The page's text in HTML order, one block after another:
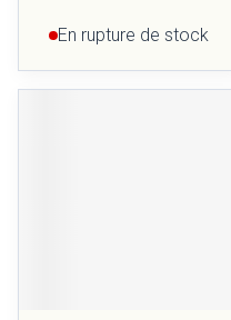
En rupture de stock